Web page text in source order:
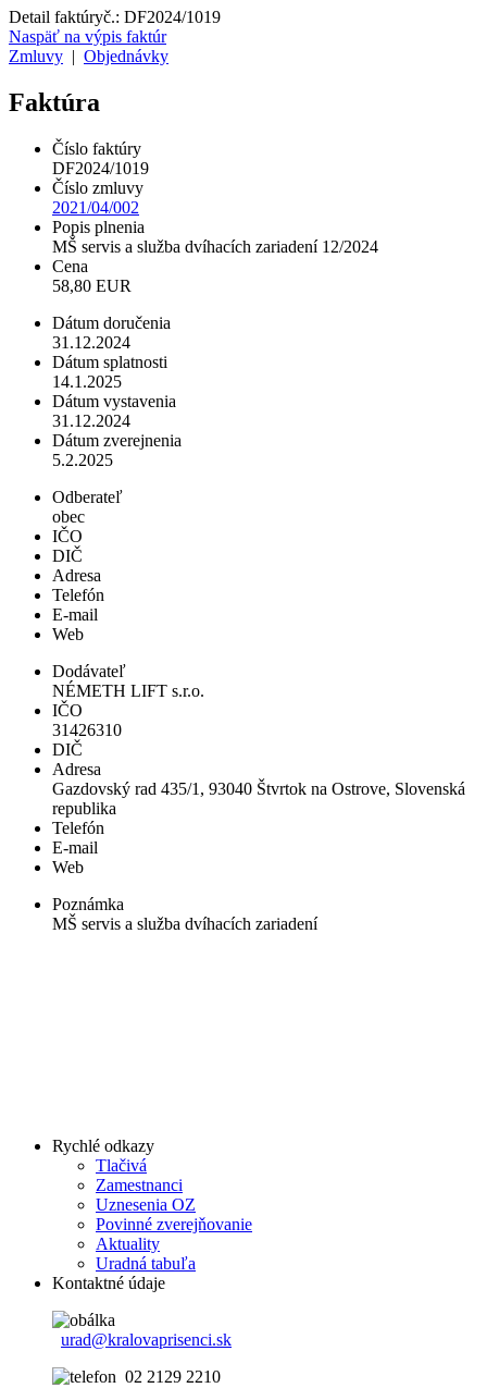
Detail faktúryč.: DF2024/1019
Naspäť na výpis faktúr
Zmluvy
Objednávky
Faktúra
Číslo faktúry
DF2024/1019
Číslo zmluvy
2021/04/002
Popis plnenia
MŠ servis a služba dvíhacích zariadení 12/2024
Cena
58,80 EUR
Dátum doručenia
31.12.2024
Dátum splatnosti
14.1.2025
Dátum vystavenia
31.12.2024
Dátum zverejnenia
5.2.2025
Odberateľ
obec
IČO
DIČ
Adresa
Telefón
E-mail
Web
Dodávateľ
NÉMETH LIFT s.r.o.
IČO
31426310
DIČ
Adresa
Gazdovský rad 435/1, 93040 Štvrtok na Ostrove, Slovenská
republika
Telefón
E-mail
Web
Poznámka
MŠ servis a služba dvíhacích zariadení
Rychlé odkazy
Tlačivá
Zamestnanci
Uznesenia OZ
Povinné zverejňovanie
Aktuality
Uradná tabuľa
Kontaktné údaje
urad@kralovaprisenci.sk
02 2129 2210